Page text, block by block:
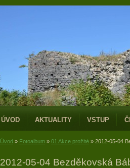
ÚVOD AKTUALITY VSTUP
Úvod » Fotoalbum » 01 Akce prožité » 2012-05-04
2012-05-04 Bezděkovská